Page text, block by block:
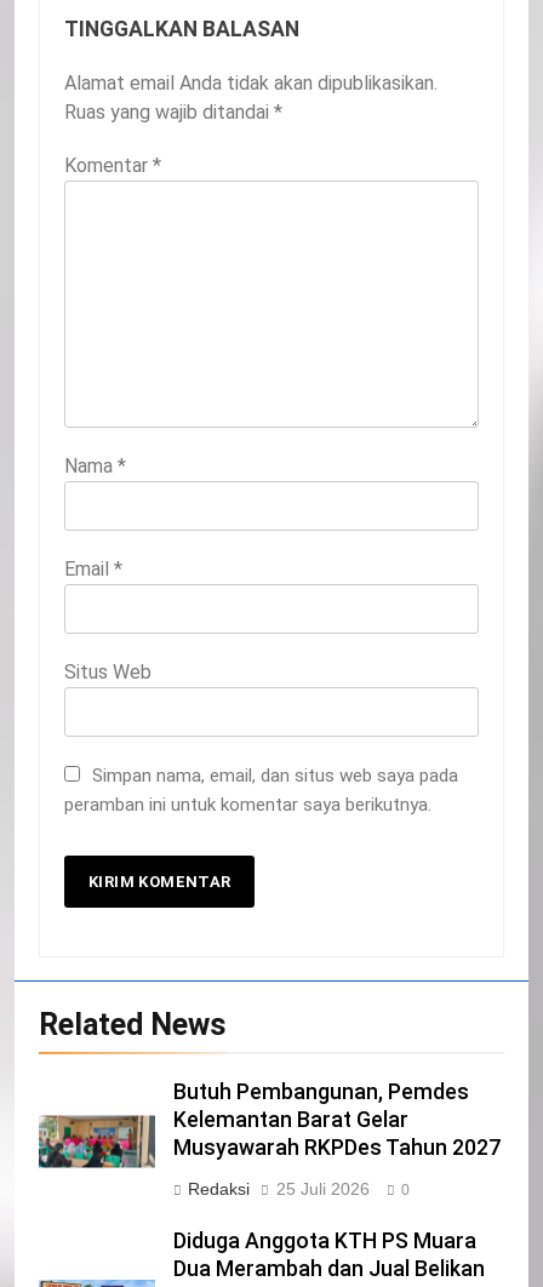
TINGGALKAN BALASAN
Alamat email Anda tidak akan dipublikasikan.
Ruas yang wajib ditandai *
Komentar *
Nama *
Email *
Situs Web
Simpan nama, email, dan situs web saya pada
peramban ini untuk komentar saya berikutnya.
Related News
Butuh Pembangunan, Pemdes
Kelemantan Barat Gelar
Musyawarah RKPDes Tahun 2027
Redaksi 25 Juli 2026 0
Diduga Anggota KTH PS Muara
Dua Merambah dan Jual Belikan
IKLAN
Iklan Pemerintah Kabupaten Siak
IKLAN